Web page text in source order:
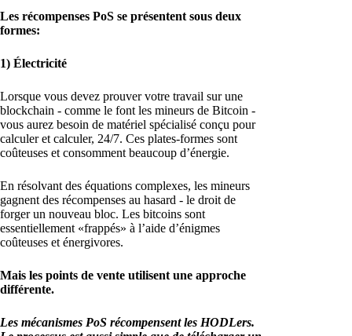
Les récompenses PoS se présentent sous deux
formes:
1) Électricité
Lorsque vous devez prouver votre travail sur une
blockchain - comme le font les mineurs de Bitcoin -
vous aurez besoin de matériel spécialisé conçu pour
calculer et calculer, 24/7. Ces plates-formes sont
coûteuses et consomment beaucoup d’énergie.
En résolvant des équations complexes, les mineurs
gagnent des récompenses au hasard - le droit de
forger un nouveau bloc. Les bitcoins sont
essentiellement «frappés» à l’aide d’énigmes
coûteuses et énergivores.
Mais les points de vente utilisent une approche
différente.
Les mécanismes PoS récompensent les HODLers.